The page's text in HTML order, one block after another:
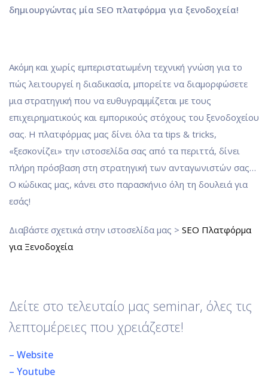
δημιουργώντας μία SEO πλατφόρμα για ξενοδοχεία!
Ακόμη και χωρίς εμπεριστατωμένη τεχνική γνώση για το
πώς λειτουργεί η διαδικασία, μπορείτε να διαμορφώσετε
μια στρατηγική που να ευθυγραμμίζεται με τους
επιχειρηματικούς και εμπορικούς στόχους του ξενοδοχείου
σας. Η πλατφόρμας μας δίνει όλα τα tips & tricks,
«ξεσκονίζει» την ιστοσελίδα σας από τα περιττά, δίνει
πλήρη πρόσβαση στη στρατηγική των ανταγωνιστών σας…
Ο κώδικας μας, κάνει στο παρασκήνιο όλη τη δουλειά για
εσάς!
Διαβάστε σχετικά στην ιστοσελίδα μας > SEO Πλατφόρμα
για Ξενοδοχεία
Δείτε στο τελευταίο μας seminar, όλες τις
λεπτομέρειες που χρειάζεστε!
– Website
– Youtube